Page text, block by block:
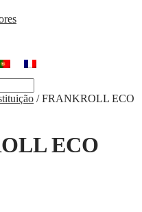
/FRANKROLL ECO
ECO